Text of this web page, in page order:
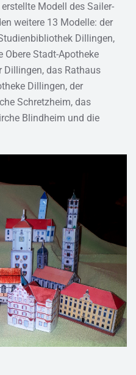
Modell des Sailer-
weitere 13 Modelle: der
Dillingen,
Obere Stadt-Apotheke
Dillingen, das Rathaus
Dillingen, der
Schretzheim, das
Blindheim und die